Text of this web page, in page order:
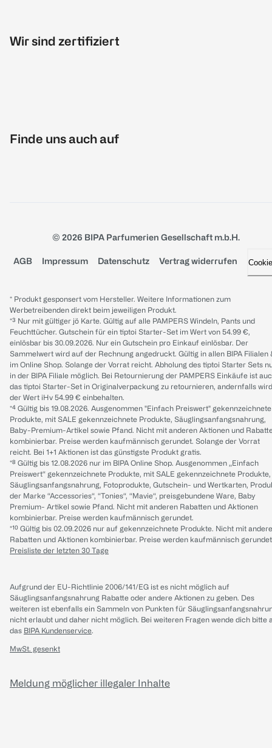
Wir sind zertifiziert
Finde uns auch auf
© 2026 BIPA Parfumerien Gesellschaft m.b.H.
AGB Impressum Datenschutz Vertrag widerrufen
* Produkt gesponsert vom Hersteller. Weitere Informationen zum
Werbetreibenden direkt beim jeweiligen Produkt.
*³ Nur mit gültiger jö Karte. Gültig auf alle PAMPERS Windeln, Pants und
Feuchttücher. Gutschein für ein tiptoi Starter-Set im Wert von 54.99 €,
einlösbar bis 30.09.2026. Nur ein Gutschein pro Einkauf einlösbar. Der
Sammelwert wird auf der Rechnung angedruckt. Gültig in allen BIPA Filialen
im Online Shop. Solange der Vorrat reicht. Abholung des tiptoi Starter Sets
in der BIPA Filiale möglich. Bei Retournierung der PAMPERS Einkäufe ist
das tiptoi Starter-Set in Originalverpackung zu retournieren, andernfalls wird
der Wert iHv 54.99 € einbehalten.
*⁴ Gültig bis 19.08.2026. Ausgenommen "Einfach Preiswert" gekennzeichnete
Produkte, mit SALE gekennzeichnete Produkte, Säuglingsanfangsnahrung,
Baby-Premium-Artikel sowie Pfand. Nicht mit anderen Aktionen und
kombinierbar. Preise werden kaufmännisch gerundet. Solange der Vorrat
reicht. Bei 1+1 Aktionen ist das günstigste Produkt gratis.
*⁸ Gültig bis 12.08.2026 nur im BIPA Online Shop. Ausgenommen „Einfach
Preiswert“ gekennzeichnete Produkte, mit SALE gekennzeichnete Produkte,
Säuglingsanfangsnahrung, Fotoprodukte, Gutschein- und Wertkarten,
der Marke “Accessories“, “Tonies“, “Mavie“, preisgebundene Ware, Baby
Premium- Artikel sowie Pfand. Nicht mit anderen Rabatten und Aktionen
kombinierbar. Preise werden kaufmännisch gerundet.
*¹⁰ Gültig bis 02.09.2026 nur auf gekennzeichnete Produkte. Nicht mit
Rabatten und Aktionen kombinierbar. Preise werden kaufmännisch
Preisliste der letzten 30 Tage
Aufgrund der EU-Richtlinie 2006/141/EG ist es nicht möglich auf
Säuglingsanfangsnahrung Rabatte oder andere Aktionen zu geben. Des
weiteren ist ebenfalls ein Sammeln von Punkten für
nicht erlaubt und daher nicht möglich. Bei weiteren Fragen wende dich bitte
das BIPA Kundenservice.
MwSt. gesenkt
Meldung möglicher illegaler Inhalte